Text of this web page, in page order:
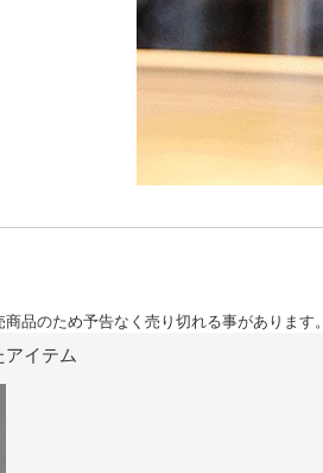
品のため予告なく売り切れる事があります。
イテム